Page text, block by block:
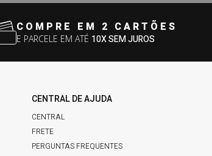
COMPRE EM 2 CARTÕES
E PARCELE EM ATÉ 10X SEM JUROS
CENTRAL DE AJUDA
CENTRAL
FRETE
PERGUNTAS FREQUENTES